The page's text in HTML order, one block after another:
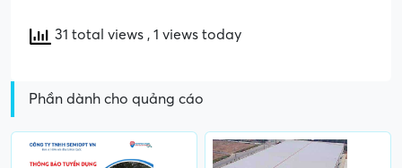
31 total views , 1 views today
Phần dành cho quảng cáo